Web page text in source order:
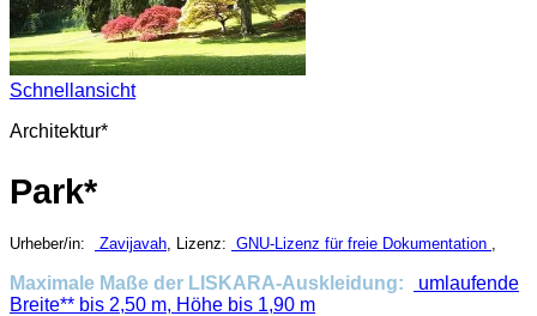
Schnellansicht
Architektur*
Park*
Urheber/in: Zavijavah , Lizenz: GNU-Lizenz für freie Dokumentation
Maximale Maße der LISKARA-Auskleidung:
umlaufende
Breite** bis 2,50 m, Höhe bis 1,90 m